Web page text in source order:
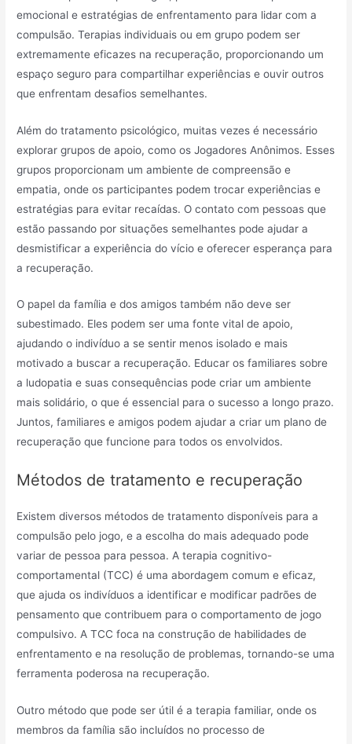
emocional e estratégias de enfrentamento para lidar com a
compulsão. Terapias individuais ou em grupo podem ser
extremamente eficazes na recuperação, proporcionando um
espaço seguro para compartilhar experiências e ouvir outros
que enfrentam desafios semelhantes.
Além do tratamento psicológico, muitas vezes é necessário
explorar grupos de apoio, como os Jogadores Anônimos. Esses
grupos proporcionam um ambiente de compreensão e
empatia, onde os participantes podem trocar experiências e
estratégias para evitar recaídas. O contato com pessoas que
estão passando por situações semelhantes pode ajudar a
desmistificar a experiência do vício e oferecer esperança para
a recuperação.
O papel da família e dos amigos também não deve ser
subestimado. Eles podem ser uma fonte vital de apoio,
ajudando o indivíduo a se sentir menos isolado e mais
motivado a buscar a recuperação. Educar os familiares sobre
a ludopatia e suas consequências pode criar um ambiente
mais solidário, o que é essencial para o sucesso a longo prazo.
Juntos, familiares e amigos podem ajudar a criar um plano de
recuperação que funcione para todos os envolvidos.
Métodos de tratamento e recuperação
Existem diversos métodos de tratamento disponíveis para a
compulsão pelo jogo, e a escolha do mais adequado pode
variar de pessoa para pessoa. A terapia cognitivo-
comportamental (TCC) é uma abordagem comum e eficaz,
que ajuda os indivíduos a identificar e modificar padrões de
pensamento que contribuem para o comportamento de jogo
compulsivo. A TCC foca na construção de habilidades de
enfrentamento e na resolução de problemas, tornando-se uma
ferramenta poderosa na recuperação.
Outro método que pode ser útil é a terapia familiar, onde os
membros da família são incluídos no processo de